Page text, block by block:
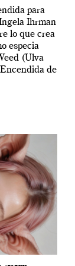
para
Ihrman
lo que crea
especia
(Ulva
de